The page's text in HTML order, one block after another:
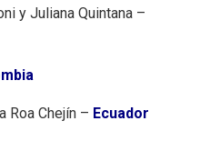
y Juliana Quintana –
Roa Chejín – Ecuador